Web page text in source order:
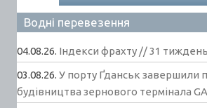
Водні перевезення
04.08.26. Індекси фрахту // 31
03.08.26. У порту Ґданськ завершили
будівництва зернового термінала